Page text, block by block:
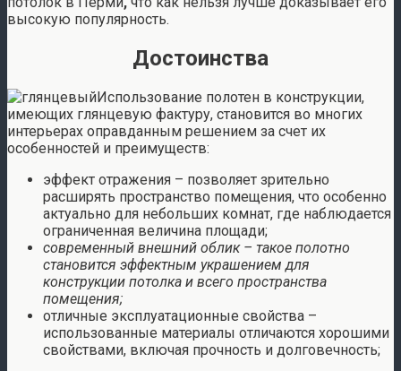
высокую популярность.
Достоинства
Использование полотен в конструкции,
имеющих глянцевую фактуру, становится во многих
интерьерах оправданным решением за счет их
особенностей и преимуществ:
эффект отражения – позволяет зрительно
расширять пространство помещения, что особенно
актуально для небольших комнат, где наблюдается
ограниченная величина площади;
современный внешний облик – такое полотно
становится эффектным украшением для
конструкции потолка и всего пространства
помещения;
отличные эксплуатационные свойства –
использованные материалы отличаются хорошими
свойствами, включая прочность и долговечность;